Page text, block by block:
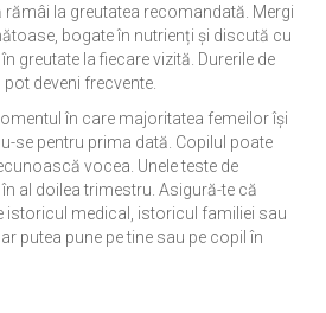
rămâi la greutatea recomandată. Mergi
bogate în nutrienți și discută cu
greutate la fiecare vizită. Durerile de
deveni frecvente.
în care majoritatea femeilor își
se pentru prima dată. Copilul poate
vocea. Unele teste de
al doilea trimestru. Asigură-te că
istoricul medical, istoricul familiei sau
putea pune pe tine sau pe copil în